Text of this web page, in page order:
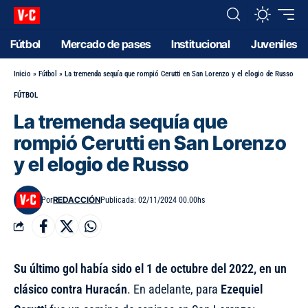
Fútbol Mercado de pases Institucional Juveniles
Inicio » Fútbol » La tremenda sequía que rompió Cerutti en San Lorenzo y el elogio de Russo
FÚTBOL
La tremenda sequía que
rompió Cerutti en San Lorenzo
y el elogio de Russo
PorREDACCIÓNPublicada: 02/11/2024 00.00hs
Su último gol había sido el 1 de octubre del 2022, en un
clásico contra Huracán. En adelante, para Ezequiel